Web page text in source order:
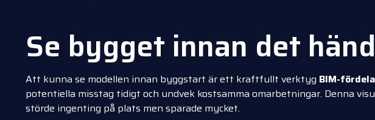
Se bygget innan det
Att kunna se modellen innan byggstart är ett kraftfullt verktyg BIM-
potentiella misstag tidigt och undvek kostsamma omarbetningar. Denna
störde ingenting på plats men sparade mycket.